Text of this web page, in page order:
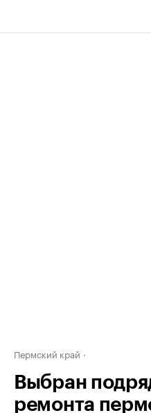
Пермский край
Выбран
ремонта